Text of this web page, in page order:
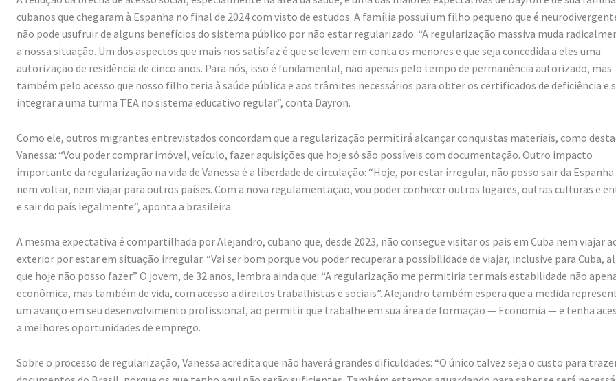
cubanos que chegaram à Espanha no final de 2024 com visto de estudos. A família possui um filho pequeno que é
não pode usufruir de alguns benefícios do sistema público por não estar regularizado. “A regularização massiva muda
a nossa situação. Um dos aspectos que mais nos satisfaz é que se levem em conta os menores e que seja concedida a eles uma
autorização de residência de cinco anos. Para nós, isso é fundamental, não apenas pelo tempo de permanência autorizado, mas
também pelo acesso que nosso filho teria à saúde pública e aos trâmites necessários para obter os certificados de deficiência e
integrar a uma turma TEA no sistema educativo regular”, conta Dayron.
Como ele, outros migrantes entrevistados concordam que a regularização permitirá alcançar conquistas materiais, como
Vanessa: “Vou poder comprar imóvel, veículo, fazer aquisições que hoje só são possíveis com documentação. Outro impacto
importante da regularização na vida de Vanessa é a liberdade de circulação: “Hoje, por estar irregular, não posso sair da Espanha
nem voltar, nem viajar para outros países. Com a nova regulamentação, vou poder conhecer outros lugares, outras culturas e
e sair do país legalmente”, aponta a brasileira.
A mesma expectativa é compartilhada por Alejandro, cubano que, desde 2023, não consegue visitar os pais em Cuba nem viajar
exterior por estar em situação irregular. “Vai ser bom porque vou poder recuperar a possibilidade de viajar, inclusive para Cuba,
que hoje não posso fazer.” O jovem, de 32 anos, lembra ainda que: “A regularização me permitiria ter mais estabilidade não
econômica, mas também de vida, com acesso a direitos trabalhistas e sociais”. Alejandro também espera que a medida
um avanço em seu desenvolvimento profissional, ao permitir que trabalhe em sua área de formação — Economia — e tenha
a melhores oportunidades de emprego.
Sobre o processo de regularização, Vanessa acredita que não haverá grandes dificuldades: “O único talvez seja o custo para